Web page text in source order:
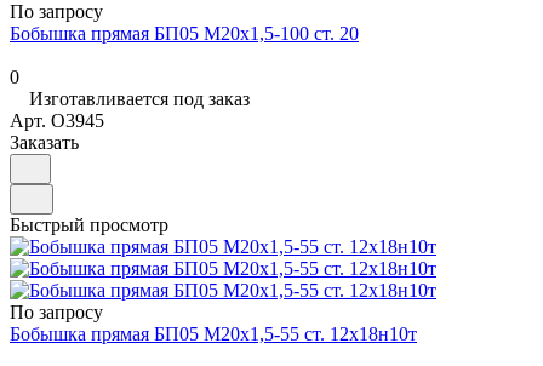
По запросу
Бобышка прямая БП05 М20х1,5-100 ст. 20
0
Изготавливается под заказ
Арт. O3945
Заказать
Быстрый просмотр
По запросу
Бобышка прямая БП05 М20х1,5-55 ст. 12х18н10т